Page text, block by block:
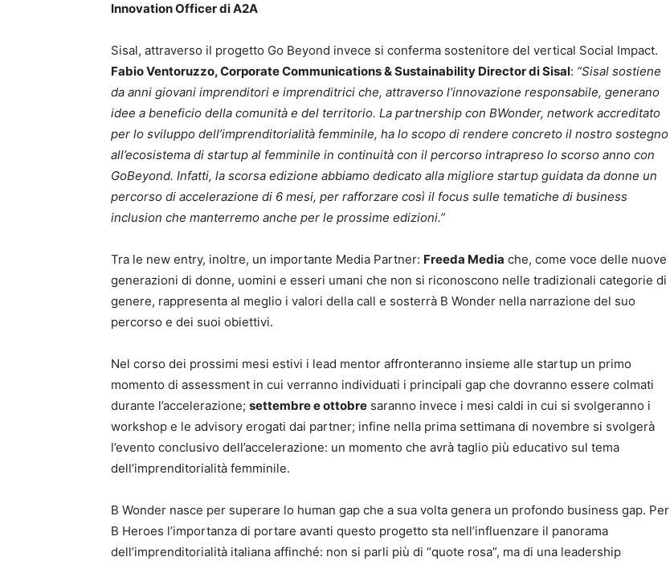
Innovation Officer di A2A
Sisal, attraverso il progetto Go Beyond invece si conferma sostenitore del vertical Social Impact.
Fabio Ventoruzzo, Corporate Communications & Sustainability Director di Sisal: “Sisal sostiene
da anni giovani imprenditori e imprenditrici che, attraverso l’innovazione responsabile, generano
idee a beneficio della comunità e del territorio. La partnership con BWonder, network accreditato
per lo sviluppo dell’imprenditorialità femminile, ha lo scopo di rendere concreto il nostro sostegno
all’ecosistema di startup al femminile in continuità con il percorso intrapreso lo scorso anno con
GoBeyond. Infatti, la scorsa edizione abbiamo dedicato alla migliore startup guidata da donne un
percorso di accelerazione di 6 mesi, per rafforzare così il focus sulle tematiche di business
inclusion che manterremo anche per le prossime edizioni.”
Tra le new entry, inoltre, un importante Media Partner: Freeda Media che, come voce delle nuove
generazioni di donne, uomini e esseri umani che non si riconoscono nelle tradizionali categorie di
genere, rappresenta al meglio i valori della call e sosterrà B Wonder nella narrazione del suo
percorso e dei suoi obiettivi.
Nel corso dei prossimi mesi estivi i lead mentor affronteranno insieme alle startup un primo
momento di assessment in cui verranno individuati i principali gap che dovranno essere colmati
durante l’accelerazione; settembre e ottobre saranno invece i mesi caldi in cui si svolgeranno i
workshop e le advisory erogati dai partner; infine nella prima settimana di novembre si svolgerà
l’evento conclusivo dell’accelerazione: un momento che avrà taglio più educativo sul tema
dell’imprenditorialità femminile.
B Wonder nasce per superare lo human gap che a sua volta genera un profondo business gap. Per
B Heroes l’importanza di portare avanti questo progetto sta nell’influenzare il panorama
dell’imprenditorialità italiana affinché: non si parli più di “quote rosa”, ma di una leadership